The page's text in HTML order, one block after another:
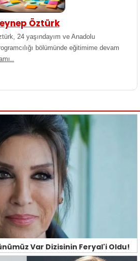
Öztürk
24 yaşındayım ve Anadolu
bölümünde eğitimime devam
Var Dizisinin Feryal'i Oldu!